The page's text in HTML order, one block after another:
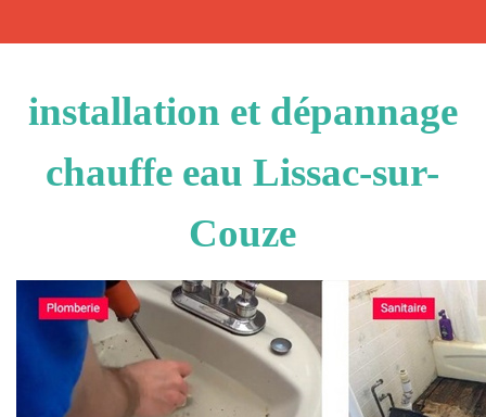
installation et dépannage
chauffe eau Lissac-sur-
Couze